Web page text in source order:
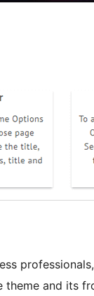
theme and its